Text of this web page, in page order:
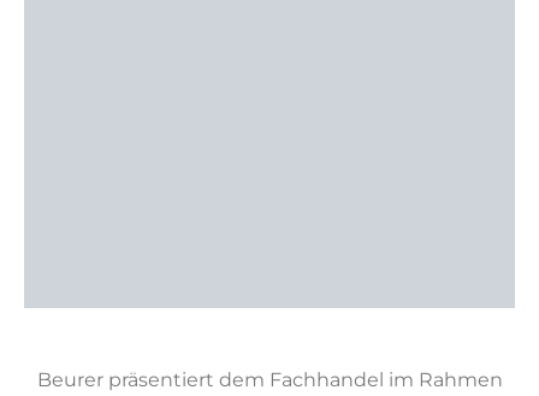
Beurer präsentiert dem Fachhandel im Rahmen